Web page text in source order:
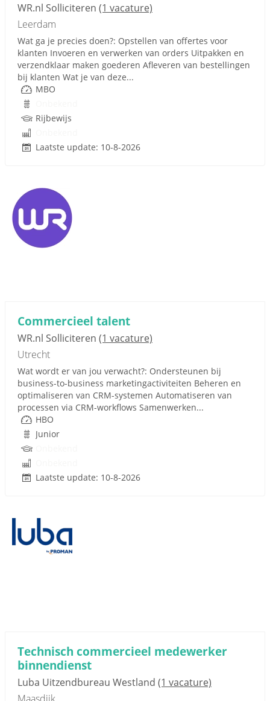
WR.nl Solliciteren (1 vacature)
Leerdam
Wat ga je precies doen?: Opstellen van offertes voor
klanten Invoeren en verwerken van orders Uitpakken en
verzendklaar maken goederen Afleveren van bestellingen
bij klanten Wat je van deze...
MBO
Rijbewijs
Laatste update: 10-8-2026
Commercieel talent
WR.nl Solliciteren (1 vacature)
Utrecht
Wat wordt er van jou verwacht?: Ondersteunen bij
business-to-business marketingactiviteiten Beheren en
optimaliseren van CRM-systemen Automatiseren van
processen via CRM-workflows Samenwerken...
HBO
Junior
Laatste update: 10-8-2026
Technisch commercieel medewerker
binnendienst
Luba Uitzendbureau Westland (1 vacature)